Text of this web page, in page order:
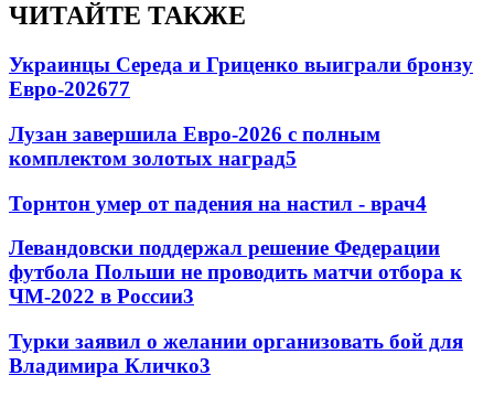
ЧИТАЙТЕ ТАКЖЕ
Украинцы Середа и Гриценко выиграли бронзу
Евро-202677
Лузан завершила Евро-2026 с полным
комплектом золотых наград5
Торнтон умер от падения на настил - врач4
Левандовски поддержал решение Федерации
футбола Польши не проводить матчи отбора к
ЧМ-2022 в России3
Турки заявил о желании организовать бой для
Владимира Кличко3